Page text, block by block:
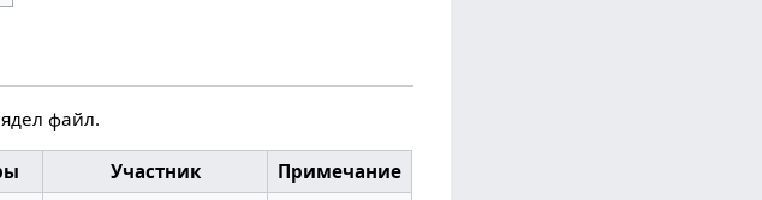
файл.
Участник
Примечание